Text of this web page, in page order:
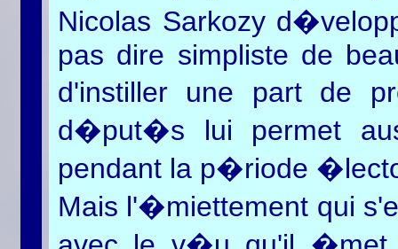
Nicolas Sarkozy
pas dire simpliste de
d'instiller une part de
d�put�s lui permet
pendant la p�riode
Mais l'�miettement qui